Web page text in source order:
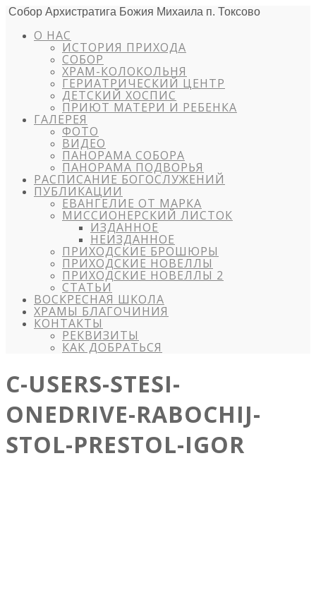
Собор Архистратига Божия Михаила п. Токсово
О НАС
ИСТОРИЯ ПРИХОДА
СОБОР
ХРАМ-КОЛОКОЛЬНЯ
ГЕРИАТРИЧЕСКИЙ ЦЕНТР
ДЕТСКИЙ ХОСПИС
ПРИЮТ МАТЕРИ И РЕБЕНКА
ГАЛЕРЕЯ
ФОТО
ВИДЕО
ПАНОРАМА СОБОРА
ПАНОРАМА ПОДВОРЬЯ
РАСПИСАНИЕ БОГОСЛУЖЕНИЙ
ПУБЛИКАЦИИ
ЕВАНГЕЛИЕ ОТ МАРКА
МИССИОНЕРСКИЙ ЛИСТОК
ИЗДАННОЕ
НЕИЗДАННОЕ
ПРИХОДСКИЕ БРОШЮРЫ
ПРИХОДСКИЕ НОВЕЛЛЫ
ПРИХОДСКИЕ НОВЕЛЛЫ 2
СТАТЬИ
ВОСКРЕСНАЯ ШКОЛА
ХРАМЫ БЛАГОЧИНИЯ
КОНТАКТЫ
РЕКВИЗИТЫ
КАК ДОБРАТЬСЯ
C-USERS-STESI-
ONEDRIVE-RABOCHIJ-
STOL-PRESTOL-IGOR